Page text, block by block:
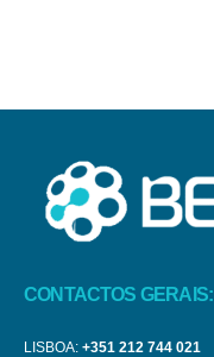
CONTACTOS GERAIS:
LISBOA: +351 212 744 021